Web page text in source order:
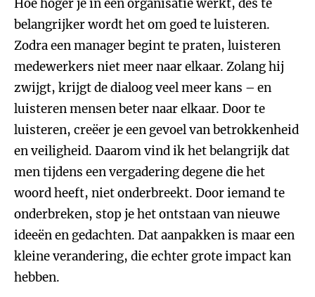
Hoe hoger je in een organisatie werkt, des te
belangrijker wordt het om goed te luisteren.
Zodra een manager begint te praten, luisteren
medewerkers niet meer naar elkaar. Zolang hij
zwijgt, krijgt de dialoog veel meer kans – en
luisteren mensen beter naar elkaar. Door te
luisteren, creëer je een gevoel van betrokkenheid
en veiligheid. Daarom vind ik het belangrijk dat
men tijdens een vergadering degene die het
woord heeft, niet onderbreekt. Door iemand te
onderbreken, stop je het ontstaan van nieuwe
ideeën en gedachten. Dat aanpakken is maar een
kleine verandering, die echter grote impact kan
hebben.